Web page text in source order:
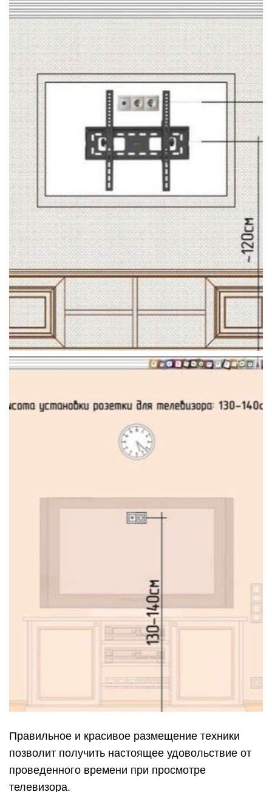
Правильное и красивое размещение техники
позволит получить настоящее удовольствие от
проведенного времени при просмотре
телевизора.